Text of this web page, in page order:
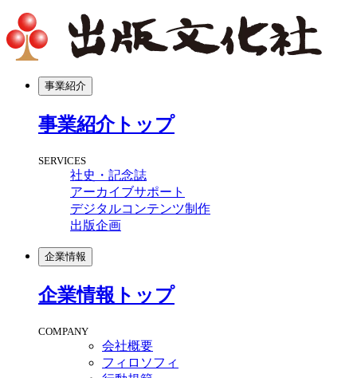
事業紹介
事業紹介トップ
SERVICES
社史・記念誌
アーカイブサポート
デジタルコンテンツ制作
出版企画​
企業情報
企業情報 トップ
COMPANY
会社概要
フィロソフィ